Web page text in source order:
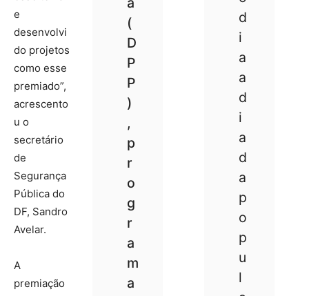
d
i
a
a
d
i
a
d
a
p
o
p
u
l
(
D
P
P
)
,
p
r
o
g
r
a
m
a
e
desenvolvi
do projetos
como esse
premiado”,
acrescento
u o
secretário
de
Segurança
Pública do
DF, Sandro
Avelar.
A
premiação